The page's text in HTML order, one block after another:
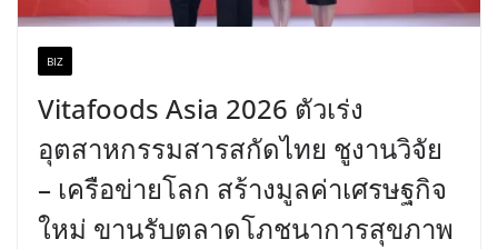
BIZ
Vitafoods Asia 2026 ตัวเร่ง
อุตสาหกรรมสารสกัดไทย ชูงานวิจัย
– เครือข่ายโลก สร้างมูลค่าเศรษฐกิจ
ใหม่ ขานรับตลาดโภชนาการสุขภาพ